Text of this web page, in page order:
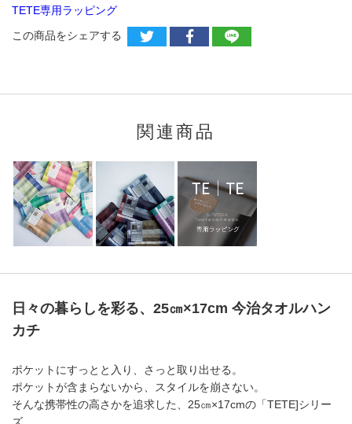
TETE専用ラッピング
この商品をシェアする
関連商品
日々の暮らしを彩る、25㎝×17cm 今治タオルハン
カチ
ポケットにすっとと入り、さっと取り出せる。
ポケットが含まらないから、スタイルを崩さない。
そんな携帯性の高さかを追求した、25㎝×17cmの「TETE]シリー